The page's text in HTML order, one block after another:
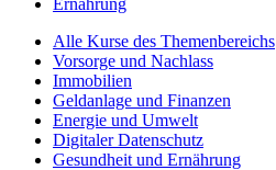
Alle Kurse des Themenbereichs
Vorsorge und Nachlass
Immobilien
Geldanlage und Finanzen
Energie und Umwelt
Digitaler Datenschutz
Gesundheit und Ernährung